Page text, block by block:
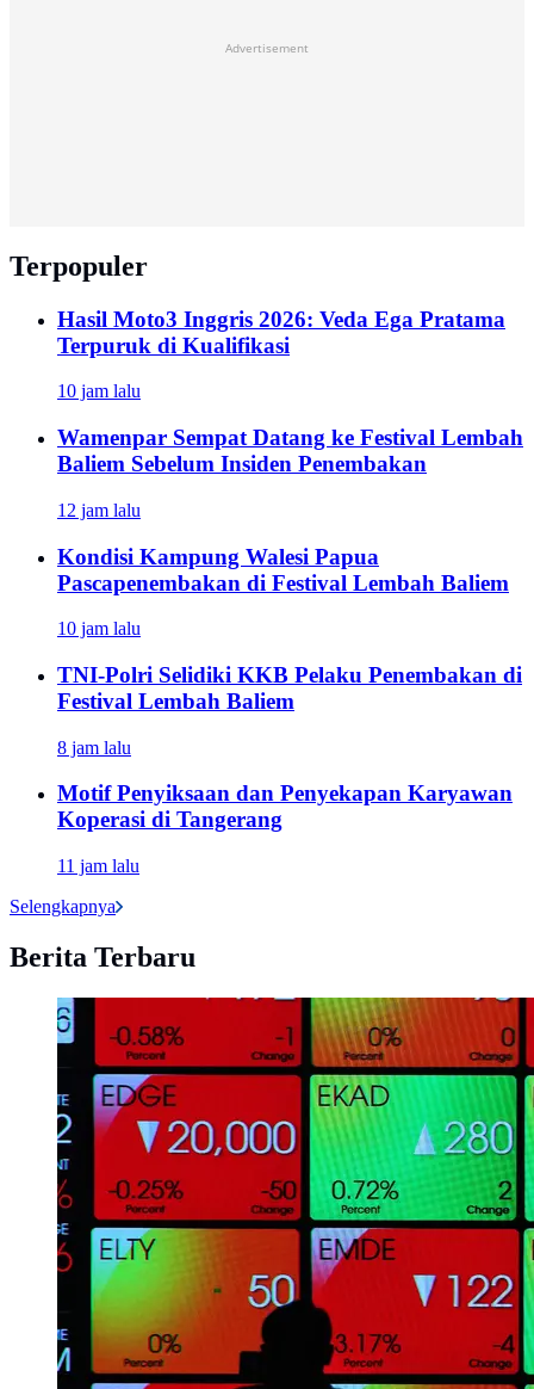
Advertisement
Terpopuler
Hasil Moto3 Inggris 2026: Veda Ega Pratama
Terpuruk di Kualifikasi
10 jam lalu
Wamenpar Sempat Datang ke Festival Lembah
Baliem Sebelum Insiden Penembakan
12 jam lalu
Kondisi Kampung Walesi Papua
Pascapenembakan di Festival Lembah Baliem
10 jam lalu
TNI-Polri Selidiki KKB Pelaku Penembakan di
Festival Lembah Baliem
8 jam lalu
Motif Penyiksaan dan Penyekapan Karyawan
Koperasi di Tangerang
11 jam lalu
Selengkapnya
Berita Terbaru